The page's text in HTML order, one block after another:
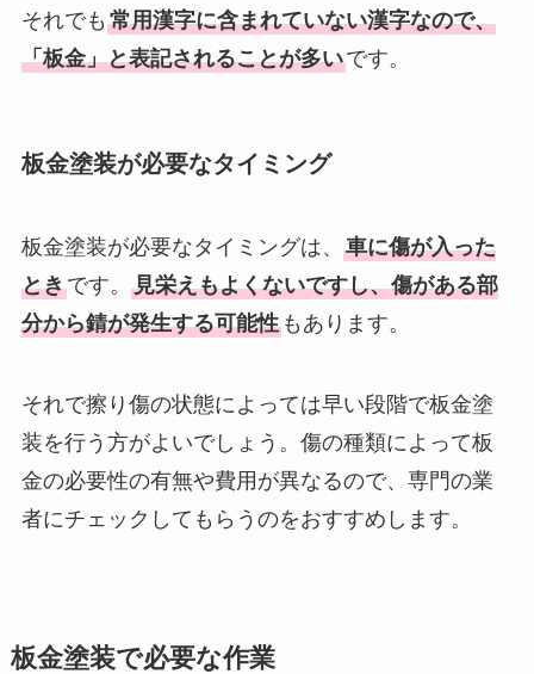
それでも 常用漢字に含まれていない漢字なので、
「板金」と表記されることが多いです。
板金塗装が必要なタイミング
板金塗装が必要なタイミングは、 車に傷が入った
ときです。 見栄えもよくないですし、傷がある部
分から錆が発生する可能性もあります。
それで擦り傷の状態によっては早い段階で板金塗
装を行う方がよいでしょう。傷の種類によって板
金の必要性の有無や費用が異なるので、専門の業
者にチェックしてもらうのをおすすめします。
板金塗装で必要な作業